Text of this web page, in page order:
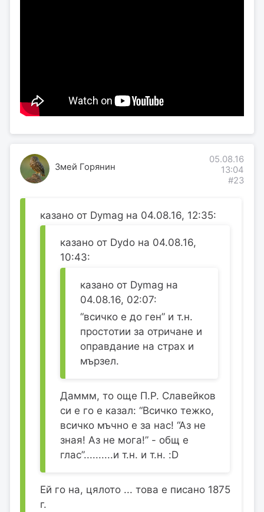
Змей Горянин
05.08.16
13:04
#23
казано от Dymag на 04.08.16, 12:35:
казано от Dydo на 04.08.16,
10:43:
казано от Dymag на
04.08.16, 02:07:
“всичко е до ген” и т.н.
простотии за отричане и
оправдание на страх и
мързел.
Даммм, то още П.Р. Славейков
си е го е казал: “Всичко тежко,
всичко мъчно е за нас! “Аз не
зная! Аз не мога!” - общ е
глас”..........и т.н. и т.н. :D
Ей го на, цялото ... това е писано 1875
г.